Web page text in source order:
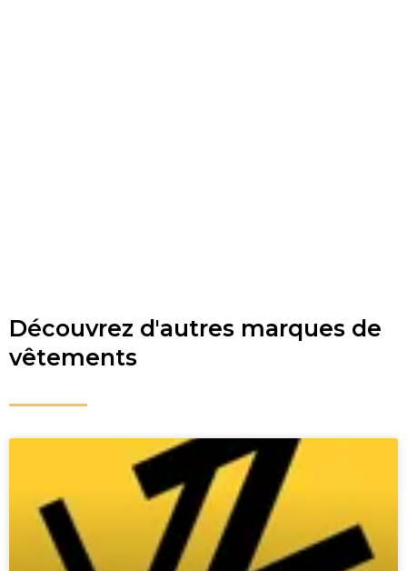
Découvrez d'autres marques de
vêtements